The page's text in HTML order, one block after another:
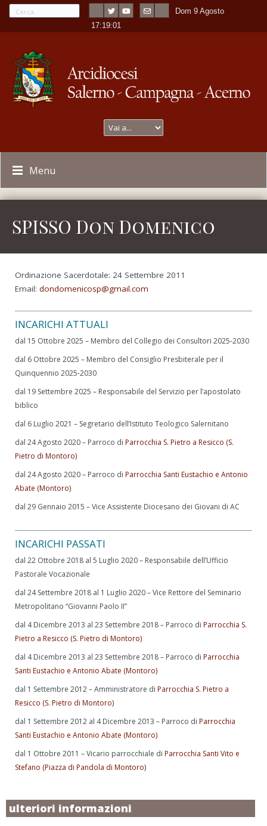
Dom 9 Agosto
17:19:01
Menu
SPISSO Don Domenico
Ordinazione Sacerdotale: 24 Settembre 2011
Email: dondomenicosp@gmail.com
INCARICHI ATTUALI
dal 15 Ottobre 2025 – Membro del Collegio dei Consultori 2025-2030
dal 6 Ottobre 2025 – Membro del Consiglio Presbiterale per il
Quinquennio 2025-2030
dal 19 Settembre 2025 – Responsabile del Servizio per l’apostolato
biblico
dal 6 Luglio 2021 – Segretario dell’Istituto Teologico Salernitano
dal 24 Agosto 2020 – Parroco di Parrocchia S. Pietro a Resicco (S.
Pietro di Montoro)
dal 24 Agosto 2020 – Parroco di Parrocchia Santi Eustachio e Antonio
Abate (Montoro)
dal 29 Gennaio 2015 – Vice Assistente Diocesano dei Giovani di AC
INCARICHI PASSATI
dal 22 Ottobre 2018 al 5 Luglio 2020 – Responsabile dell’Ufficio
Pastorale Vocazionale
dal 24 Settembre 2018 al 1 Luglio 2020 – Vice Rettore del Seminario
Metropolitano “Giovanni Paolo II”
dal 4 Dicembre 2013 al 23 Settembre 2018 – Parroco di Parrocchia S.
Pietro a Resicco (S. Pietro di Montoro)
dal 4 Dicembre 2013 al 23 Settembre 2018 – Parroco di Parrocchia
Santi Eustachio e Antonio Abate (Montoro)
dal 1 Settembre 2012 – Amministratore di Parrocchia S. Pietro a
Resicco (S. Pietro di Montoro)
dal 1 Settembre 2012 al 4 Dicembre 2013 – Parroco di Parrocchia
Santi Eustachio e Antonio Abate (Montoro)
dal 1 Ottobre 2011 – Vicario parrocchiale di Parrocchia Santi Vito e
Stefano (Piazza di Pandola di Montoro)
ulteriori informazioni